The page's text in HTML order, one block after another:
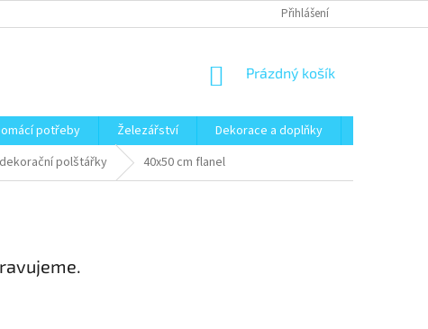
Přihlášení
NÁKUPNÍ
Prázdný košík
potřeby Železářství Dekorace a doplňky
polštářky 40x50 cm flanel